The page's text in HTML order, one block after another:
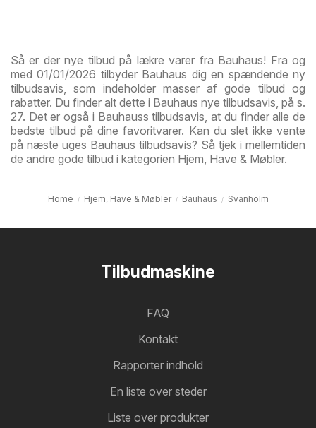
Så er der nye tilbud på lækre varer fra Bauhaus! Fra og
med 01/01/2026 tilbyder Bauhaus dig en spændende ny
tilbudsavis, som indeholder masser af gode tilbud og
rabatter. Du finder alt dette i Bauhaus nye tilbudsavis, på s.
27. Det er også i Bauhauss tilbudsavis, at du finder alle de
bedste tilbud på dine favoritvarer. Kan du slet ikke vente
på næste uges Bauhaus tilbudsavis? Så tjek i mellemtiden
de andre gode tilbud i kategorien Hjem, Have & Møbler.
Home Hjem, Have & Møbler Bauhaus Svanholm
Tilbudmaskine
FAQ
Kontakt
Rapporter indhold
En liste over steder
Liste over produkter